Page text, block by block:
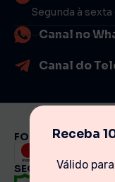
Segunda à
Canal no
Canal do
FORMAS DE
SEGURANÇA
Receba
Válido